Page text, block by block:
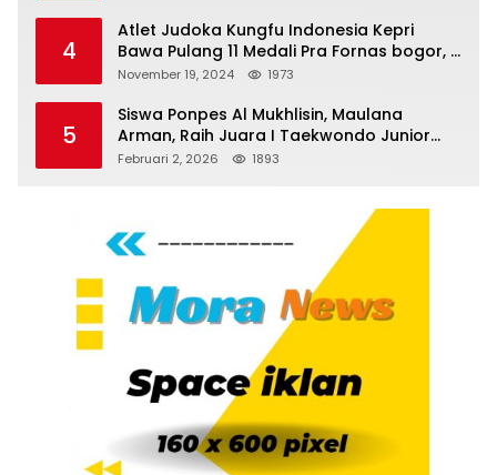
4
Atlet Judoka Kungfu Indonesia Kepri
Bawa Pulang 11 Medali Pra Fornas bogor, 3
Emas dan 8 Perunggu.
November 19, 2024 1973
5
Siswa Ponpes Al Mukhlisin, Maulana
Arman, Raih Juara I Taekwondo Junior
Putra di Riau National Championship 2026
Februari 2, 2026 1893